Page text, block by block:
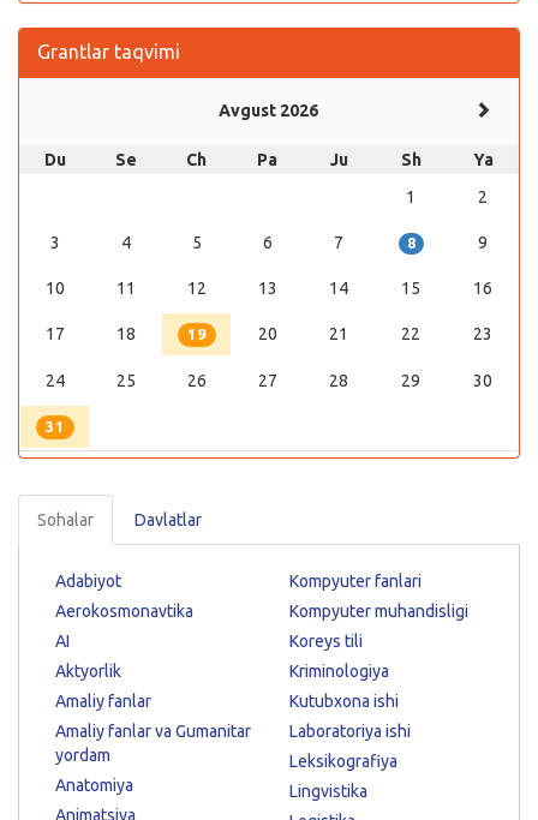
Grantlar taqvimi
Avgust 2026
Du Se Ch Pa Ju Sh
Ya
1
2
3 4 5 6 7 8 9
10 11 12 13 14 15 16
17 18 19 20 21 22 23
24 25 26 27 28 29 30
31
Sohalar Davlatlar
Adabiyot
Aerokosmonavtika
AI
Aktyorlik
Amaliy fanlar
Amaliy fanlar va Gumanitar
yordam
Anatomiya
Animatsiya
Kompyuter fanlari
Kompyuter muhandisligi
Koreys tili
Kriminologiya
Kutubxona ishi
Laboratoriya ishi
Leksikografiya
Lingvistika